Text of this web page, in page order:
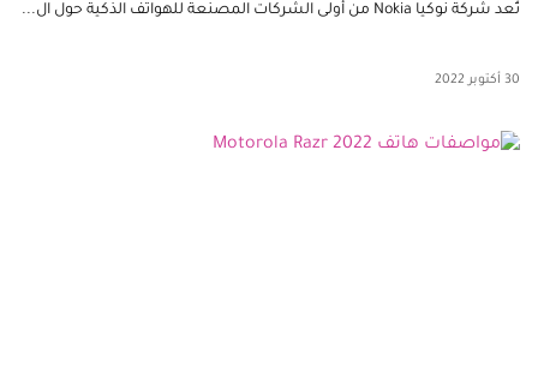
تُعد شركة نوكيا Nokia من أولى الشركات المصنعة للهواتف الذكية حول ال...
30 أكتوبر 2022